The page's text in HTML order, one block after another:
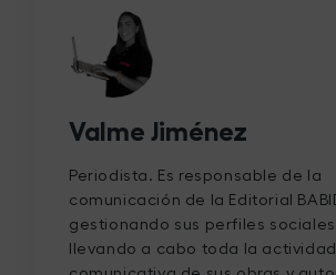
Valme Jiménez
Periodista. Es responsable de la
comunicación de la Editorial
gestionando sus perfiles
llevando a cabo toda la actividad